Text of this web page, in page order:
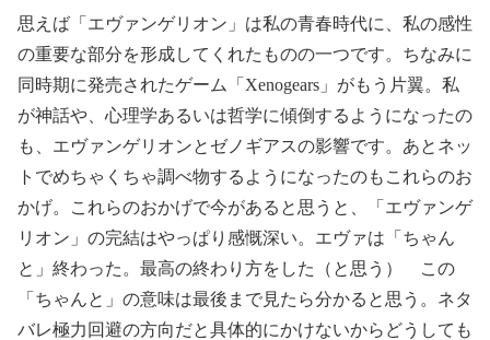
思えば「エヴァンゲリオン」は私の青春時代に、私の感性
の重要な部分を形成してくれたものの一つです。ちなみに
同時期に発売されたゲーム「Xenogears」がもう片翼。私
が神話や、心理学あるいは哲学に傾倒するようになったの
も、エヴァンゲリオンとゼノギアスの影響です。あとネッ
トでめちゃくちゃ調べ物するようになったのもこれらのお
かげ。これらのおかげで今があると思うと、「エヴァンゲ
リオン」の完結はやっぱり感慨深い。エヴァは「ちゃん
と」終わった。最高の終わり方をした（と思う） この
「ちゃんと」の意味は最後まで見たら分かると思う。ネタ
バレ極力回避の方向だと具体的にかけないからどうしても